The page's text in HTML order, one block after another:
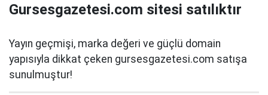
Gursesgazetesi.com sitesi satılıktır
Yayın geçmişi, marka değeri ve güçlü domain
yapısıyla dikkat çeken gursesgazetesi.com satışa
sunulmuştur!